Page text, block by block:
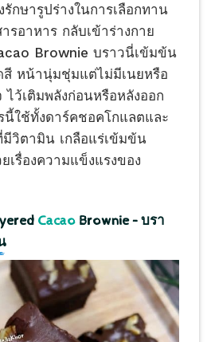
กษารูปร่างในการเลือกทาน
รอาหาร กลับเข้าร่างกาย
Brownie บราวนี่เข้มข้น
สี หน้านุ่มชุ่มแต่ไม่มีเนยหรือ
ว้เติมพลังก่อนหรือหลังออก
นี้ใช้ทั้งดาร์คชอคโกแลตและ
วิตามิน เกลือแร่เข้มข้น
เรื่องความแข็งแรงของ
Cacao Brownie – บรา